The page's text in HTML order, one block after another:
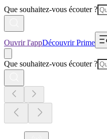
Que souhaitez-vous écouter ?
Ouvrir l'appDécouvrir Prime
Que souhaitez-vous écouter ?